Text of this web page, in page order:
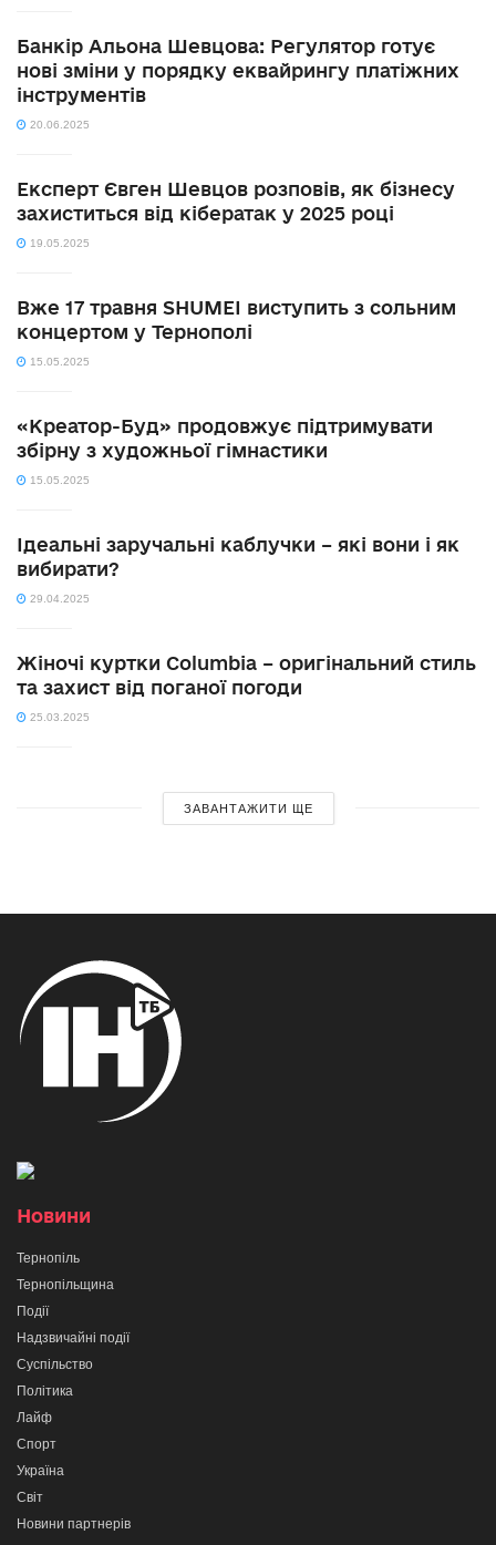
Банкір Альона Шевцова: Регулятор готує
нові зміни у порядку еквайрингу платіжних
інструментів
20.06.2025
Експерт Євген Шевцов розповів, як бізнесу
захиститься від кібератак у 2025 році
19.05.2025
Вже 17 травня SHUMEI виступить з сольним
концертом у Тернополі
15.05.2025
«Креатор-Буд» продовжує підтримувати
збірну з художньої гімнастики
15.05.2025
Ідеальні заручальні каблучки – які вони і як
вибирати?
29.04.2025
Жіночі куртки Columbia – оригінальний стиль
та захист від поганої погоди
25.03.2025
ЗАВАНТАЖИТИ ЩЕ
Новини
Тернопіль
Тернопільщина
Події
Надзвичайні події
Суспільство
Політика
Лайф
Спорт
Україна
Світ
Новини партнерів